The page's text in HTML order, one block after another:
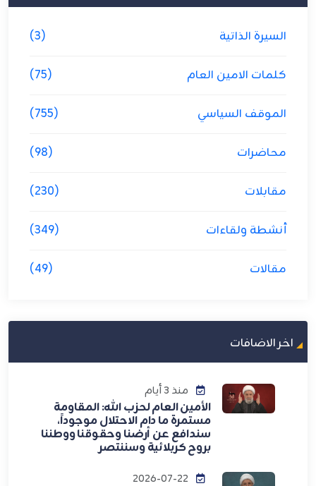
السيرة الذاتية (3)
كلمات الامين العام (75)
الموقف السياسي (755)
محاضرات (98)
مقابلات (230)
أنشطة ولقاءات (349)
مقالات (49)
اخر الاضافات
منذ 3 أيام
الأمين العام لحزب الله: المقاومة
مستمرة ما دام الاحتلال موجوداً،
سندافع عن أرضنا وحقوقنا ووطننا
بروح كربلائية وسننتصر